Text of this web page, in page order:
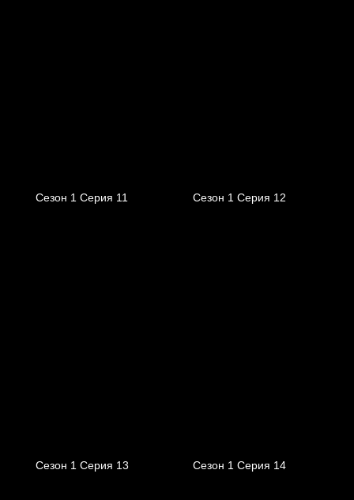
Сезон 1 Серия 11 Сезон 1 Серия 12
Сезон 1 Серия 13 Сезон 1 Серия 14